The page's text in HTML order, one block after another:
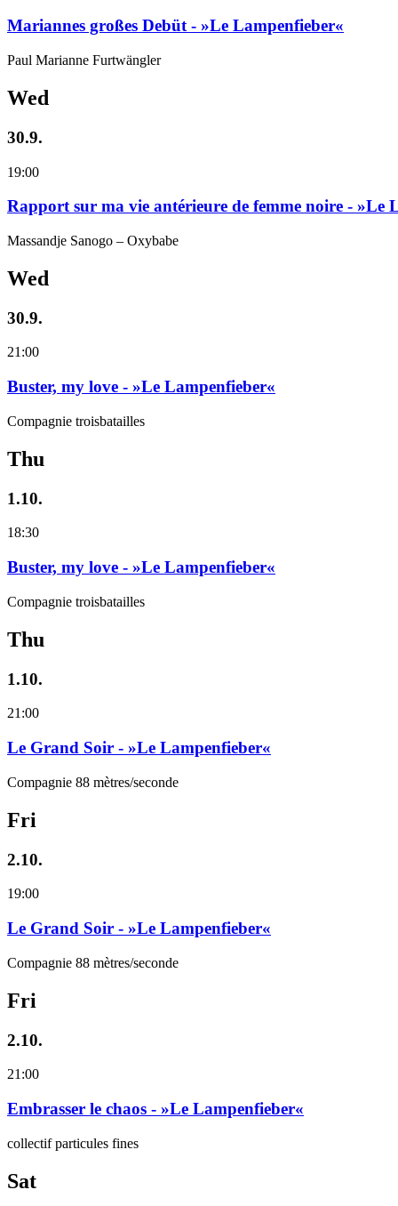
Mariannes großes Debüt - »Le Lampenfieber«
Paul Marianne Furtwängler
Wed
30.9.
19:00
Rapport sur ma vie antérieure de femme noire - »Le
Massandje Sanogo – Oxybabe
Wed
30.9.
21:00
Buster, my love - »Le Lampenfieber«
Compagnie troisbatailles
Thu
1.10.
18:30
Buster, my love - »Le Lampenfieber«
Compagnie troisbatailles
Thu
1.10.
21:00
Le Grand Soir - »Le Lampenfieber«
Compagnie 88 mètres/seconde
Fri
2.10.
19:00
Le Grand Soir - »Le Lampenfieber«
Compagnie 88 mètres/seconde
Fri
2.10.
21:00
Embrasser le chaos - »Le Lampenfieber«
collectif particules fines
Sat